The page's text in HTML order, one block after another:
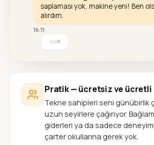
saplaması yok, makine yeni! Ben
alırdım.
16:11
Pratik — ücretsiz ve ücretli
Tekne sahipleri seni günübirlik
uzun seyirlere çağırıyor.
giderleri ya da sadece
çarter okullarına gerek yok.